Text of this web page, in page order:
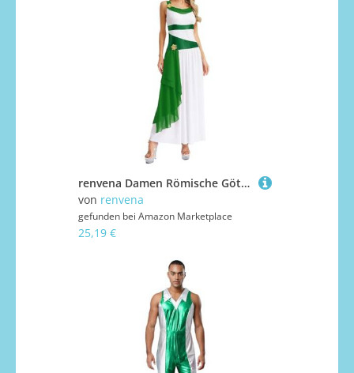
renvena Damen Römische Göttin Königin Kostüm Kleid Lange Ärmellos Toga Maxikleid Rollenspiel Karneval Fasching Kostüm Weiß&Grün 3XL
von renvena
gefunden bei Amazon Marketplace
25,19 €